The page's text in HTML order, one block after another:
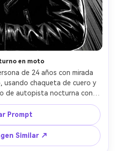
en moto
de 24 años con mirada
usando chaqueta de cuero y
de autopista nocturna con
fuerte y alto contraste, tintas
velocidad, gradientes de
tres cuartos, mood de
85mm, poca profundidad de
--ar 4:5
Prompt
Similar ↗